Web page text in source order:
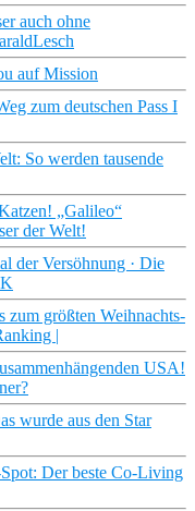
auch ohne
auf Mission
zum deutschen Pass I
So werden tausende
„Galileo“
der Welt!
der Versöhnung · Die
größten Weihnachts-
|
USA!
wurde aus den Star
Der beste Co-Living